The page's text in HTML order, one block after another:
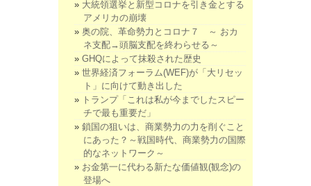
大統領選挙と新型コロナを引き金とする
アメリカの崩壊
奥の院、革命勢力とコロナ７ ～ おカ
ネ支配→頭脳支配を終わらせる～
GHQによって抹殺された歴史
世界経済フォーラム(WEF)が「大リセッ
ト」に向けて動き出した
トランプ「これは私が今までしたスピー
チで最も重要だ」
鎖国の狙いは、商業勢力の力を削ぐこと
にあった？～戦国時代、商業勢力の国際
的なネットワーク～
お金第一に代わる新たな価値観(観念)の
登場へ